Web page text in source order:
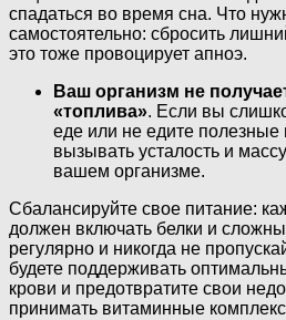
спадаться во время сна. Что
самостоятельно: сбросить
это тоже провоцирует апноэ.
Ваш организм не
«топлива». Если вы
еде или не едите полезные
вызывать усталость и
вашем организме.
Сбалансируйте свое питание:
должен включать белки и
регулярно и никогда не
будете поддерживать
крови и предотвратите свои
принимать витаминные